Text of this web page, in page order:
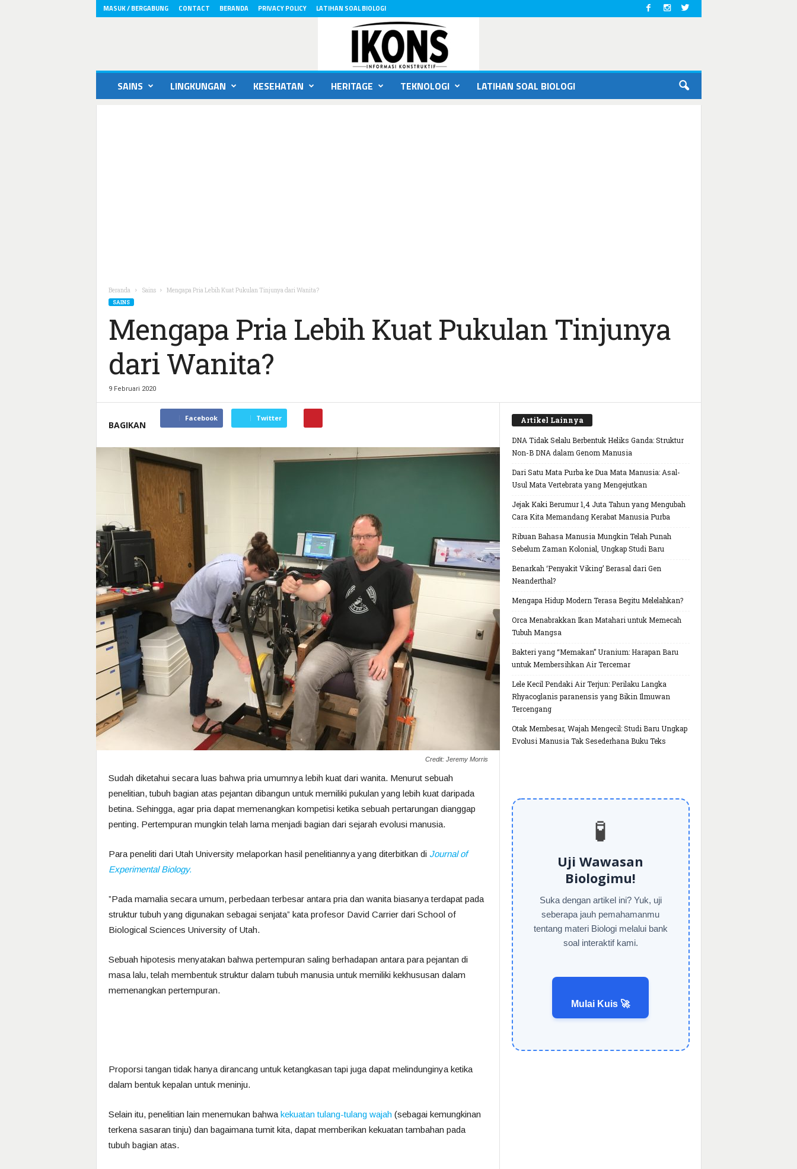
MASUK / BERGABUNG CONTACT BERANDA PRIVACY POLICY LATIHAN SOAL BIOLOGI
SAINS LINGKUNGAN KESEHATAN HERITAGE TEKNOLOGI LATIHAN SOAL BIOLOGI
Beranda Sains Mengapa Pria Lebih Kuat Pukulan Tinjunya dari Wanita?
SAINS
Mengapa Pria Lebih Kuat Pukulan Tinjunya
dari Wanita?
9 Februari 2020
BAGIKAN
Facebook Twitter
Credit: Jeremy Morris
Sudah diketahui secara luas bahwa pria umumnya lebih kuat dari wanita. Menurut sebuah
penelitian, tubuh bagian atas pejantan dibangun untuk memiliki pukulan yang lebih kuat daripada
betina. Sehingga, agar pria dapat memenangkan kompetisi ketika sebuah pertarungan dianggap
penting. Pertempuran mungkin telah lama menjadi bagian dari sejarah evolusi manusia.
Para peneliti dari Utah University melaporkan hasil penelitiannya yang diterbitkan di Journal of
Experimental Biology.
”Pada mamalia secara umum, perbedaan terbesar antara pria dan wanita biasanya terdapat pada
struktur tubuh yang digunakan sebagai senjata” kata profesor David Carrier dari School of
Biological Sciences University of Utah.
Sebuah hipotesis menyatakan bahwa pertempuran saling berhadapan antara para pejantan di
masa lalu, telah membentuk struktur dalam tubuh manusia untuk memiliki kekhususan dalam
memenangkan pertempuran.
Proporsi tangan tidak hanya dirancang untuk ketangkasan tapi juga dapat melindunginya ketika
dalam bentuk kepalan untuk meninju.
Selain itu, penelitian lain menemukan bahwa kekuatan tulang-tulang wajah(sebagai kemungkinan
terkena sasaran tinju) dan bagaimana tumit kita, dapat memberikan kekuatan tambahan pada
tubuh bagian atas.
Artikel Lainnya
DNA Tidak Selalu Berbentuk Heliks Ganda: Struktur
Non-B DNA dalam Genom Manusia
Dari Satu Mata Purba ke Dua Mata Manusia: Asal-
Usul Mata Vertebrata yang Mengejutkan
Jejak Kaki Berumur 1,4 Juta Tahun yang Mengubah
Cara Kita Memandang Kerabat Manusia Purba
Ribuan Bahasa Manusia Mungkin Telah Punah
Sebelum Zaman Kolonial, Ungkap Studi Baru
Benarkah ‘Penyakit Viking’ Berasal dari Gen
Neanderthal?
Mengapa Hidup Modern Terasa Begitu Melelahkan?
Orca Menabrakkan Ikan Matahari untuk Memecah
Tubuh Mangsa
Bakteri yang “Memakan” Uranium: Harapan Baru
untuk Membersihkan Air Tercemar
Lele Kecil Pendaki Air Terjun: Perilaku Langka
Rhyacoglanis paranensis yang Bikin Ilmuwan
Tercengang
Otak Membesar, Wajah Mengecil: Studi Baru Ungkap
Evolusi Manusia Tak Sesederhana Buku Teks
🧪
Uji Wawasan
Biologimu!
Suka dengan artikel ini? Yuk, uji
seberapa jauh pemahamanmu
tentang materi Biologi melalui bank
soal interaktif kami.
Mulai Kuis 🚀